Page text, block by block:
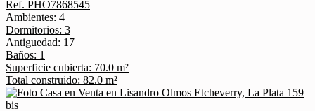
Ref. PHO7868545
Ambientes: 4
Dormitorios: 3
Antiguedad: 17
Baños: 1
Superficie cubierta: 70.0 m²
Total construido: 82.0 m²